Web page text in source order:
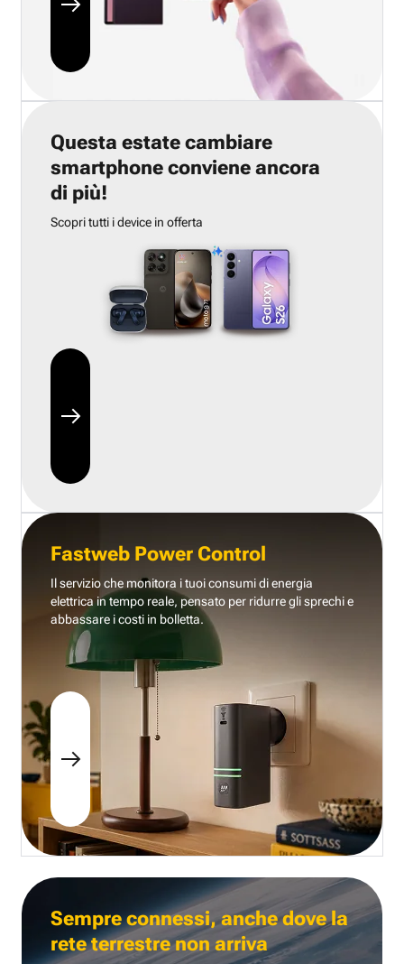
Questa estate cambiare
smartphone conviene ancora
di più!
Scopri tutti i device in offerta
Fastweb Power Control
Il servizio che monitora i tuoi consumi di energia
elettrica in tempo reale, pensato per ridurre gli sprechi e
abbassare i costi in bolletta.
Sempre connessi, anche dove la
rete terrestre non arriva